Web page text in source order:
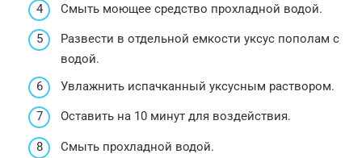
Смыть моющее средство прохладной водой.
Развести в отдельной емкости уксус пополам с
водой.
Увлажнить испачканный уксусным раствором.
Оставить на 10 минут для воздействия.
Смыть прохладной водой.